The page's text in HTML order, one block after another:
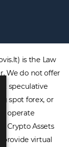
is the Law
We do not offer
speculative
spot forex, or
operate
Crypto Assets
provide virtual